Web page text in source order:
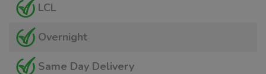
LCL
Overnight
Same Day Delivery